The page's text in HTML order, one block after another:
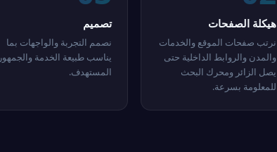
هيكلة الصفحات
نرتب صفحات الموقع والخدمات
والمدن والروابط الداخلية حتى
يصل الزائر ومحرك البحث
للمعلومة بسرعة.
تصميم
نصمم التجربة والواجهات بما
يناسب طبيعة الخدمة والجمهور
المستهدف.